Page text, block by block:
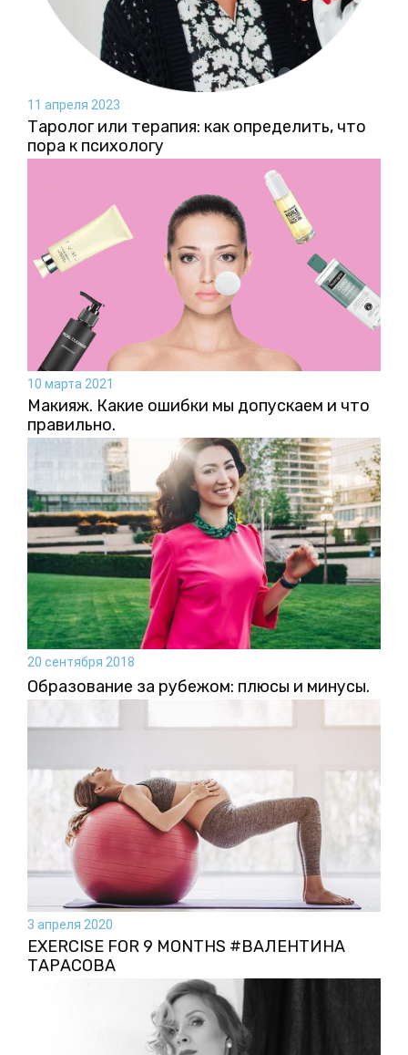
11 апреля 2023
Таролог или терапия: как определить, что
пора к психологу
10 марта 2021
Макияж. Какие ошибки мы допускаем и что
правильно.
20 сентября 2018
Образование за рубежом: плюсы и минусы.
3 апреля 2020
EXERCISE FOR 9 MONTHS #ВАЛЕНТИНА
ТАРАСОВА